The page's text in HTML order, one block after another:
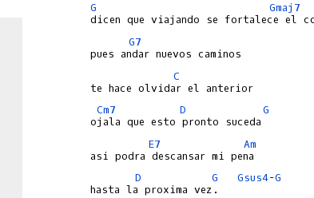
G
Gmaj7
G7
C
Cm7
D
G
E7
Am
D
G Gsus4-G
hasta la proxima vez.